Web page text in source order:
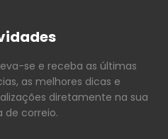
se e receba as últimas
as melhores dicas e
diretamente na sua
de correio.